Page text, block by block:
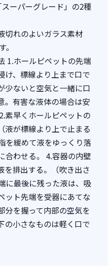
ーパーグレード」の2種
切れのよいガラス素材
1.ホールピペットの先端
け、標線より上まで口で
少ないと空気と一緒に口
。有害な液体の場合は安
素早くホールピペットの
液が標線より上で止まる
を緩めて液をゆっくり落
合わせる。 4.容器の内壁
を排出する。（吹き出さ
に最後に残った液は、吸
ット先端を受器にあてな
分を握って内部の空気を
の小さなものは軽く口で